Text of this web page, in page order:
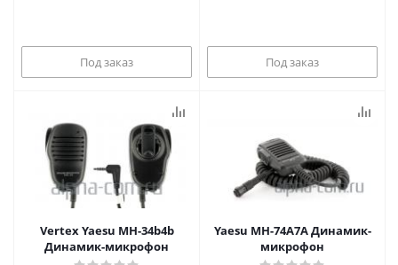
Под заказ Под заказ
Vertex Yaesu MH-34b4b
Динамик-микрофон
Yaesu MH-74A7A Динамик-
микрофон